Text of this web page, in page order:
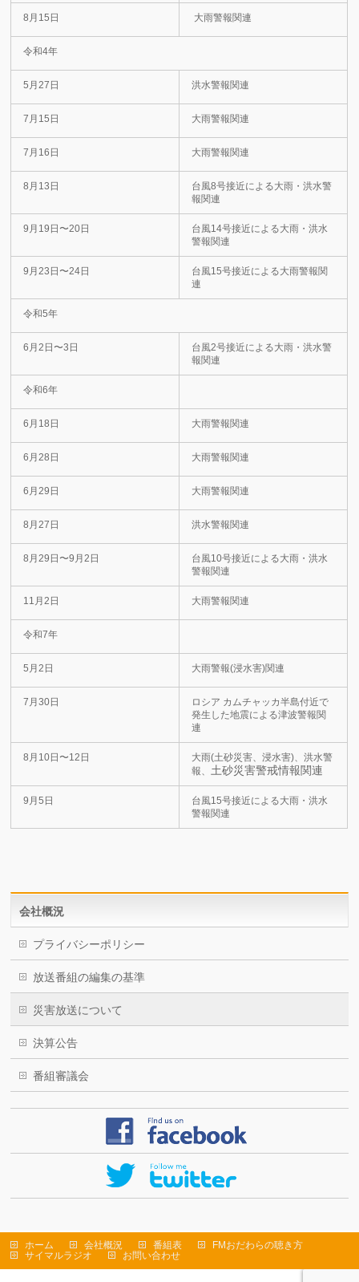
8月15日 大雨警報関連
令和4年
5月27日 洪水警報関連
7月15日 大雨警報関連
7月16日 大雨警報関連
8月13日
台風8号接近による大雨・洪水警
報関連
9月19日〜20日
台風14号接近による大雨・洪水
警報関連
9月23日〜24日
台風15号接近による大雨警報関
連
令和5年
6月2日〜3日
台風2号接近による大雨・洪水警
報関連
令和6年
6月18日 大雨警報関連
6月28日 大雨警報関連
6月29日 大雨警報関連
8月27日 洪水警報関連
8月29日〜9月2日
台風10号接近による大雨・洪水
警報関連
11月2日 大雨警報関連
令和7年
5月2日 大雨警報(浸水害)関連
7月30日
ロシア カムチャッカ半島付近で
発生した地震による津波警報関
連
8月10日〜12日
大雨(土砂災害、浸水害)、洪水警
報、土砂災害警戒情報関連
9月5日
台風15号接近による大雨・洪水
警報関連
会社概況
プライバシーポリシー
放送番組の編集の基準
災害放送について
決算公告
番組審議会
ホーム 会社概況 番組表
FMおだわらの聴き方
サイマルラジオ
お問い合わせ